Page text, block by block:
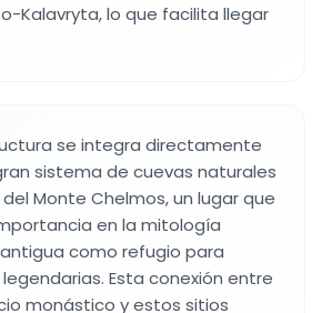
Kalavryta, lo que facilita llegar
se integra directamente
sistema de cuevas naturales
Monte Chelmos, un lugar que
en la mitología
como refugio para
Esta conexión entre
monástico y estos sitios